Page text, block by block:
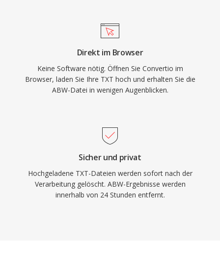
Direkt im Browser
Keine Software nötig. Öffnen Sie Convertio im
Browser, laden Sie Ihre TXT hoch und erhalten Sie die
ABW-Datei in wenigen Augenblicken.
Sicher und privat
Hochgeladene TXT-Dateien werden sofort nach der
Verarbeitung gelöscht. ABW-Ergebnisse werden
innerhalb von 24 Stunden entfernt.